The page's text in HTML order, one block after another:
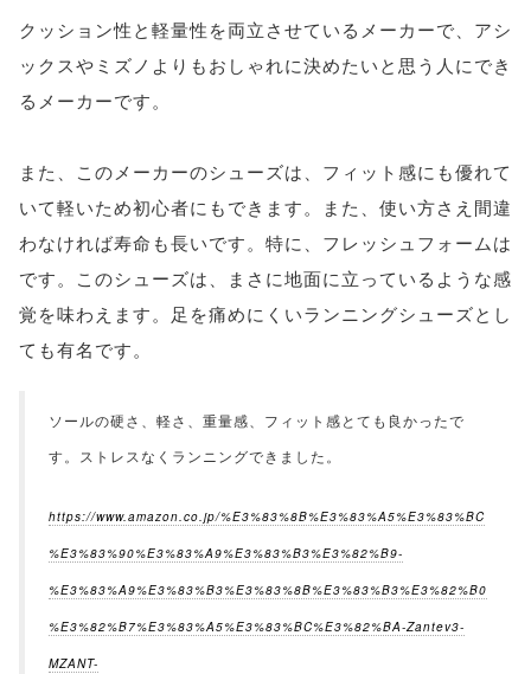
クッション性と軽量性を両立させているメーカーで、アシ
ックスやミズノよりもおしゃれに決めたいと思う人にでき
るメーカーです。
また、このメーカーのシューズは、フィット感にも優れて
いて軽いため初心者にもできます。また、使い方さえ間違
わなければ寿命も長いです。特に、フレッシュフォームは
です。このシューズは、まさに地面に立っているような感
覚を味わえます。足を痛めにくいランニングシューズとし
ても有名です。
ソールの硬さ、軽さ、重量感、フィット感とても良かったで
す。ストレスなくランニングできました。
https://www.amazon.co.jp/%E3%83%8B%E3%83%A5%E3%83%BC
%E3%83%90%E3%83%A9%E3%83%B3%E3%82%B9-
%E3%83%A9%E3%83%B3%E3%83%8B%E3%83%B3%E3%82%B0
%E3%82%B7%E3%83%A5%E3%83%BC%E3%82%BA-Zantev3-
MZANT-